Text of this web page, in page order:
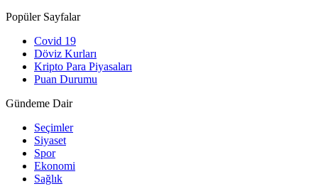
Popüler Sayfalar
Covid 19
Döviz Kurları
Kripto Para Piyasaları
Puan Durumu
Gündeme Dair
Seçimler
Siyaset
Spor
Ekonomi
Sağlık